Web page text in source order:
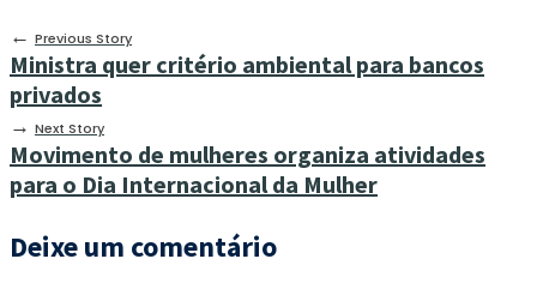
← Previous Story
Ministra quer critério ambiental para bancos
privados
→ Next Story
Movimento de mulheres organiza atividades
para o Dia Internacional da Mulher
Deixe um comentário